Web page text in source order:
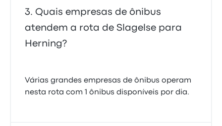
Quais empresas de ônibus
atendem a rota de Slagelse para
Herning?
Várias grandes empresas de ônibus operam
nesta rota com 1 ônibus disponíveis por dia.